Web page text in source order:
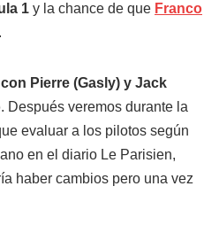
1 y la chance de que Franco
con Pierre (Gasly) y Jack
. Después veremos durante la
evaluar a los pilotos según
en el diario Le Parisien,
haber cambios pero una vez